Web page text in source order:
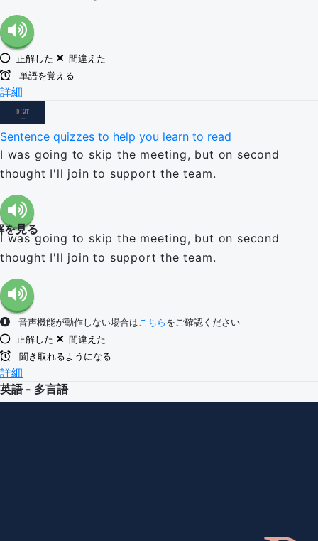
正解した
間違えた
単語を覚える
詳細
Sentence quizzes to help you learn to read
I was going to skip the meeting, but on second
thought I'll join to support the team.
を見る
I was going to skip the meeting, but on second
thought I'll join to support the team.
音声機能が動作しない場合はこちら をご確認ください
正解した
間違えた
聞き取れるようになる
詳細
英語 - 多言語